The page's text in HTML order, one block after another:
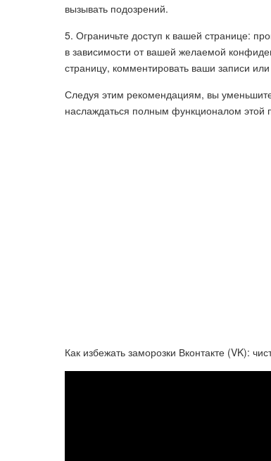
вызывать подозрений.
5. Ограничьте доступ к вашей странице:
в зависимости от вашей желаемой
страницу, комментировать ваши записи
Следуя этим рекомендациям, вы
наслаждаться полным функционалом этой
Как избежать заморозки Вконтакте (VK):